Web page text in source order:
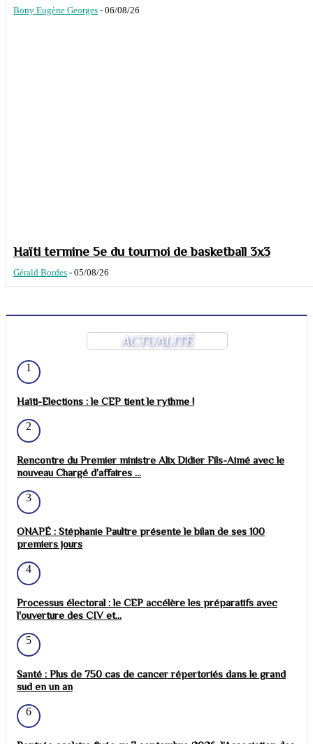
Bony Eugène Georges - 06/08/26
Haïti termine 5e du tournoi de basketball 3x3
Gérald Bordes - 05/08/26
ACTUALITÉ
1
Haïti-Elections : le CEP tient le rythme !
2
Rencontre du Premier ministre Alix Didier Fils-Aimé avec le
nouveau Chargé d’affaires ...
3
ONAPÉ : Stéphanie Paultre présente le bilan de ses 100
premiers jours
4
Processus électoral : le CEP accélère les préparatifs avec
l'ouverture des CIV et...
5
Santé : Plus de 750 cas de cancer répertoriés dans le grand
sud en un an
6